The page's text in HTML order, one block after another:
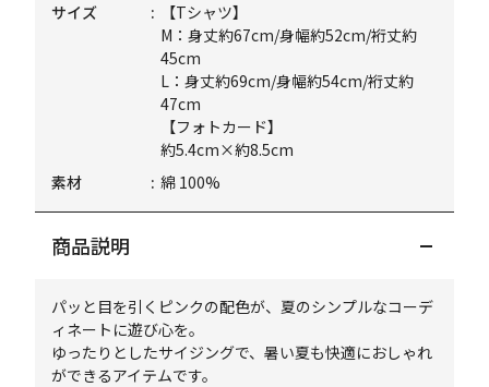
サイズ
【Tシャツ】
M：身丈約67cm/身幅約52cm/裄丈約
45cm
L：身丈約69cm/身幅約54cm/裄丈約
47cm
【フォトカード】
約5.4cm×約8.5cm
素材
綿 100%
商品説明
パッと目を引くピンクの配色が、夏のシンプルなコーデ
ィネートに遊び心を。
ゆったりとしたサイジングで、暑い夏も快適におしゃれ
ができるアイテムです。